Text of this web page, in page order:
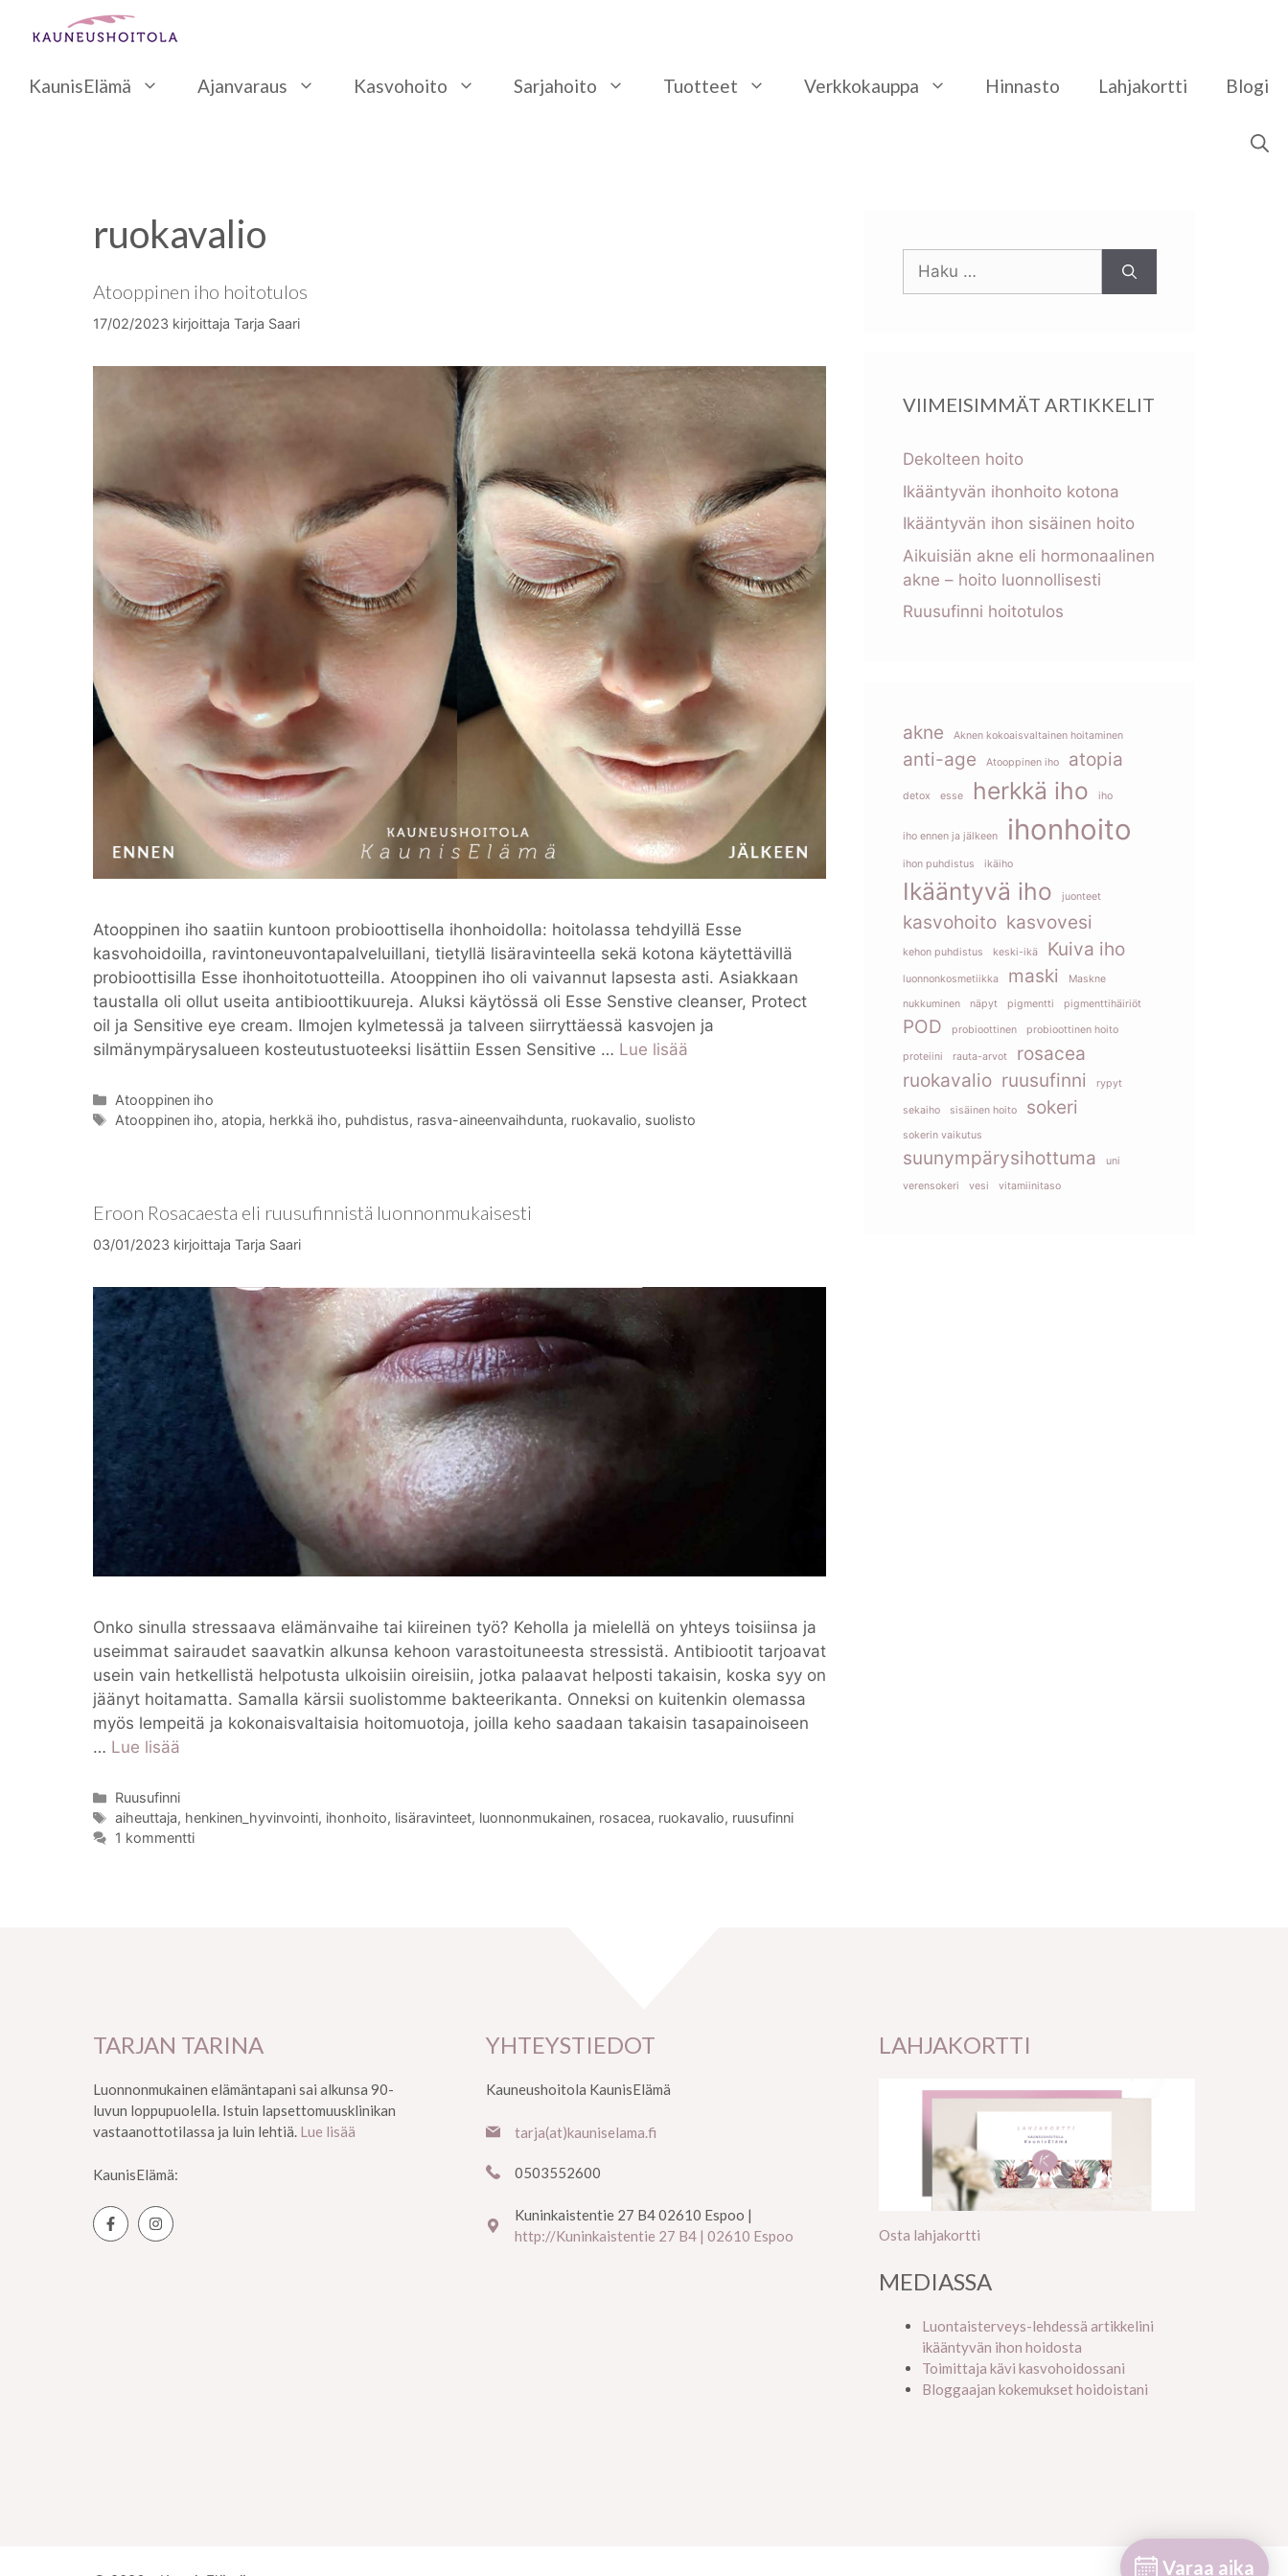
sisältöön
KaunisElämä Ajanvaraus Kasvohoito Sarjahoito Tuotteet Verkkokauppa Hinnasto ​Lahjakortti Blogi
ruokavalio
Atooppinen iho hoitotulos
17/02/2023 kirjoittaja Tarja Saari
Atooppinen iho saatiin kuntoon probioottisella ihonhoidolla: hoitolassa tehdyillä Esse
kasvohoidoilla, ravintoneuvontapalveluillani, tietyllä lisäravinteella sekä kotona käytettävillä
probioottisilla Esse ihonhoitotuotteilla. Atooppinen iho oli vaivannut lapsesta asti. Asiakkaan
taustalla oli ollut useita antibioottikuureja. Aluksi käytössä oli Esse Senstive cleanser, Protect
oil ja Sensitive eye cream. Ilmojen kylmetessä ja talveen siirryttäessä kasvojen ja
silmänympärysalueen kosteutustuoteeksi lisättiin Essen Sensitive … Lue lisää
Kategoriat
Atooppinen iho
Avainsanat
Atooppinen iho,atopia, herkkä iho, puhdistus, rasva-aineenvaihdunta, ruokavalio, suolisto
Eroon Rosacaesta eli ruusufinnistä luonnonmukaisesti
03/01/2023 kirjoittaja Tarja Saari
Onko sinulla stressaava elämänvaihe tai kiireinen työ? Keholla ja mielellä on yhteys toisiinsa ja
useimmat sairaudet saavatkin alkunsa kehoon varastoituneesta stressistä. Antibiootit tarjoavat
usein vain hetkellistä helpotusta ulkoisiin oireisiin, jotka palaavat helposti takaisin, koska syy on
jäänyt hoitamatta. Samalla kärsii suolistomme bakteerikanta. Onneksi on kuitenkin olemassa
myös lempeitä ja kokonaisvaltaisia hoitomuotoja, joilla keho saadaan takaisin tasapainoiseen
… Lue lisää
Kategoriat
Ruusufinni
Avainsanat
aiheuttaja, henkinen_hyvinvointi, ihonhoito, lisäravinteet, luonnonmukainen, rosacea, ruokavalio, ruusufinni
1 kommentti
Haku:
VIIMEISIMMÄT ARTIKKELIT
Dekolteen hoito
Ikääntyvän ihonhoito kotona
Ikääntyvän ihon sisäinen hoito
Aikuisiän akne eli hormonaalinen
akne – hoito luonnollisesti
Ruusufinni hoitotulos
akne Aknen kokoaisvaltainen hoitaminen
anti-age Atooppinen iho atopia
detox esse herkkä iho iho
iho ennen ja jälkeen ihonhoito
ihon puhdistus ikäiho
Ikääntyvä iho juonteet
kasvohoito kasvovesi
kehon puhdistus keski-ikä Kuiva iho
luonnonkosmetiikka maski
Maskne
nukkuminen
näpyt pigmentti pigmenttihäiriöt
POD probioottinen probioottinen hoito
proteiini rauta-arvot
rosacea
ruokavalio ruusufinni rypyt
sekaiho sisäinen hoito sokeri
sokerin vaikutus
suunympärysihottuma
uni
verensokeri
vesi vitamiinitaso
TARJAN TARINA
Luonnonmukainen elämäntapani sai alkunsa 90-
luvun loppupuolella. Istuin lapsettomuusklinikan
vastaanottotilassa ja luin lehtiä. Lue lisää
KaunisElämä:
YHTEYSTIEDOT
Kauneushoitola KaunisElämä
tarja(at)kauniselama.fi
0503552600
Kuninkaistentie 27 B4 02610 Espoo |
http://Kuninkaistentie 27 B4 | 02610 Espoo
LAHJAKORTTI
Osta lahjakortti
MEDIASSA
Luontaisterveys-lehdessä artikkelini
ikääntyvän ihon hoidosta
Toimittaja kävi kasvohoidossani
Bloggaajan kokemukset hoidoistani
Varaa aika